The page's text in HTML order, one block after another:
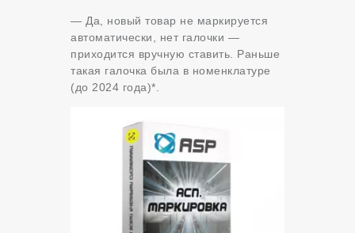
— Да, новый товар не маркируется
автоматически, нет галочки —
приходится вручную ставить. Раньше
такая галочка была в номенклатуре
(до 2024 года)*.